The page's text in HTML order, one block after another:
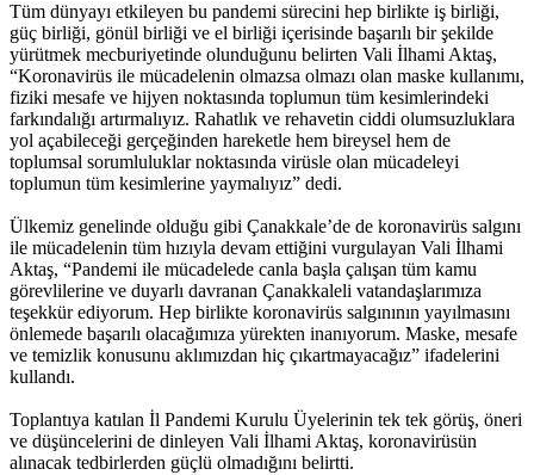
Tüm dünyayı etkileyen bu pandemi sürecini hep birlikte iş birliği,
güç birliği, gönül birliği ve el birliği içerisinde başarılı bir şekilde
yürütmek mecburiyetinde olunduğunu belirten Vali İlhami Aktaş,
“Koronavirüs ile mücadelenin olmazsa olmazı olan maske kullanımı,
fiziki mesafe ve hijyen noktasında toplumun tüm kesimlerindeki
farkındalığı artırmalıyız. Rahatlık ve rehavetin ciddi olumsuzluklara
yol açabileceği gerçeğinden hareketle hem bireysel hem de
toplumsal sorumluluklar noktasında virüsle olan mücadeleyi
toplumun tüm kesimlerine yaymalıyız” dedi.
Ülkemiz genelinde olduğu gibi Çanakkale’de de koronavirüs salgını
ile mücadelenin tüm hızıyla devam ettiğini vurgulayan Vali İlhami
Aktaş, “Pandemi ile mücadelede canla başla çalışan tüm kamu
görevlilerine ve duyarlı davranan Çanakkaleli vatandaşlarımıza
teşekkür ediyorum. Hep birlikte koronavirüs salgınının yayılmasını
önlemede başarılı olacağımıza yürekten inanıyorum. Maske, mesafe
ve temizlik konusunu aklımızdan hiç çıkartmayacağız” ifadelerini
kullandı.
Toplantıya katılan İl Pandemi Kurulu Üyelerinin tek tek görüş, öneri
ve düşüncelerini de dinleyen Vali İlhami Aktaş, koronavirüsün
alınacak tedbirlerden güçlü olmadığını belirtti.